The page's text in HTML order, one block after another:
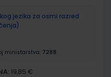
jezika za osmi razred
ministarstva: 7288
19,85 €